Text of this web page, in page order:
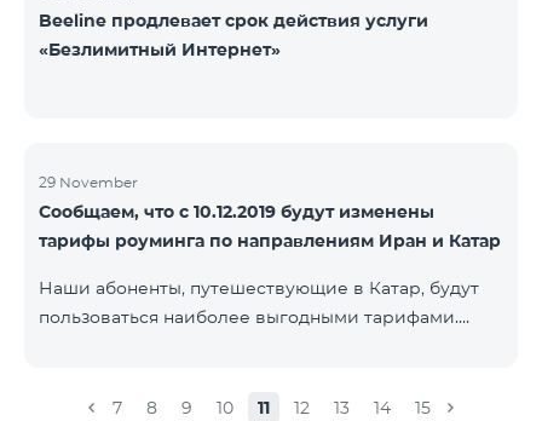
Beeline продлевает срок действия услуги
«Безлимитный Интернет»
29 November
Сообщаем, что с 10.12.2019 будут изменены
тарифы роуминга по направлениям Иран и Катар
Наши абоненты, путешествующие в Катар, будут
пользоваться наиболее выгодными тарифами.
одной минуты локальных звонков - 500 драм,
7 8 9 10 11 12 13 14 15